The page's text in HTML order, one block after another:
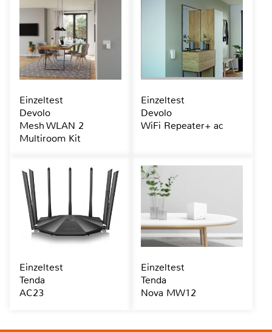
Einzeltest
Devolo
Mesh WLAN 2
Multiroom Kit
Einzeltest
Devolo
WiFi Repeater+ ac
Einzeltest
Tenda
AC23
Einzeltest
Tenda
Nova MW12